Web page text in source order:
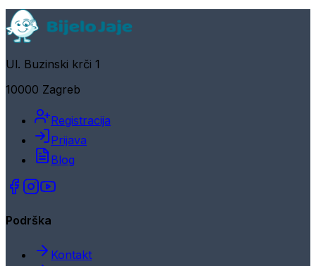
Ul. Buzinski krči 1
10000 Zagreb
Registracija
Prijava
Blog
Podrška
Kontakt